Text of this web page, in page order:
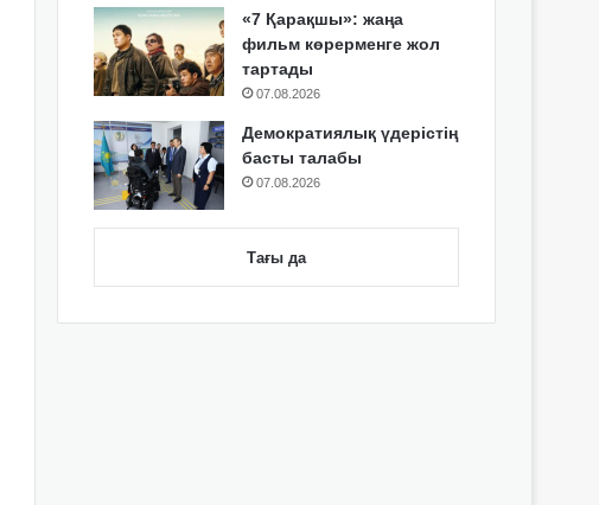
«7 Қарақшы»: жаңа
фильм көрерменге жол
тартады
07.08.2026
Демократиялық үдерістің
басты талабы
07.08.2026
Тағы да